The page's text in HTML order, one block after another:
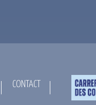
CONTACT